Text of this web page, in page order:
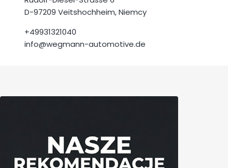
D-97209 Veitshochheim, Niemcy
+49931321040
info@wegmann-automotive.de